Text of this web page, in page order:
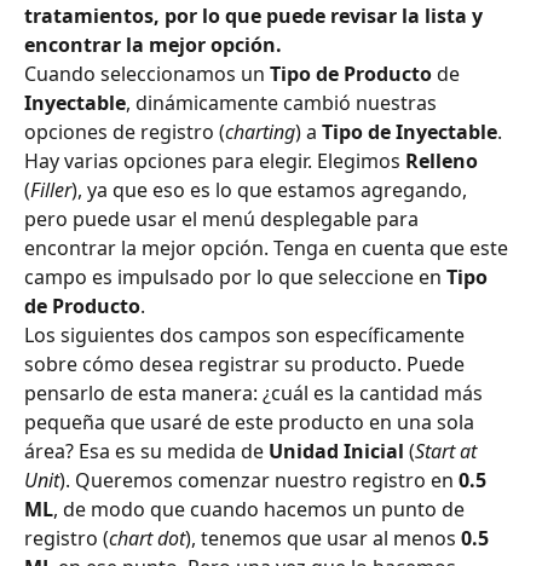
tratamientos, por lo que puede revisar la lista y
encontrar la mejor opción.
Cuando seleccionamos un Tipo de Producto de
Inyectable, dinámicamente cambió nuestras
opciones de registro (charting) a Tipo de Inyectable.
Hay varias opciones para elegir. Elegimos Relleno
(Filler), ya que eso es lo que estamos agregando,
pero puede usar el menú desplegable para
encontrar la mejor opción. Tenga en cuenta que este
campo es impulsado por lo que seleccione en Tipo
de Producto.
Los siguientes dos campos son específicamente
sobre cómo desea registrar su producto. Puede
pensarlo de esta manera: ¿cuál es la cantidad más
pequeña que usaré de este producto en una sola
área? Esa es su medida de Unidad Inicial (Start at
Unit). Queremos comenzar nuestro registro en 0.5
ML, de modo que cuando hacemos un punto de
registro (chart dot), tenemos que usar al menos 0.5